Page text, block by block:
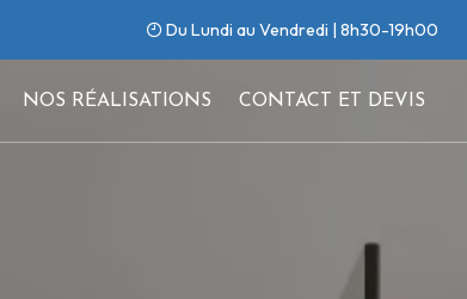
Du Lundi au Vendredi | 8h30-19h00
NOS RÉALISATIONS CONTACT ET DEVIS